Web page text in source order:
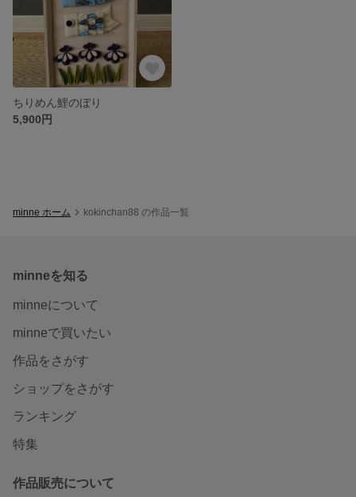
ちりめん鯉のぼり
5,900円
minne ホーム kokinchan88 の作品一覧
minneを知る
minneについて
minneで買いたい
作品をさがす
ショップをさがす
ランキング
特集
作品販売について